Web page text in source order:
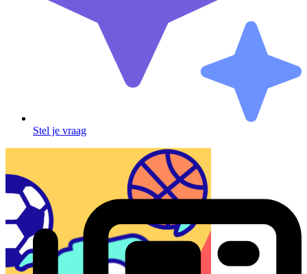
Stel je vraag